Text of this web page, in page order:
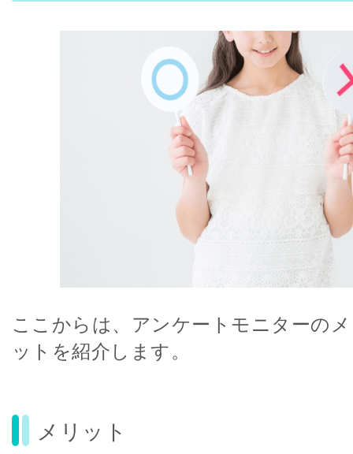
ここからは、アンケートモニターの
ットを紹介します。
メリット